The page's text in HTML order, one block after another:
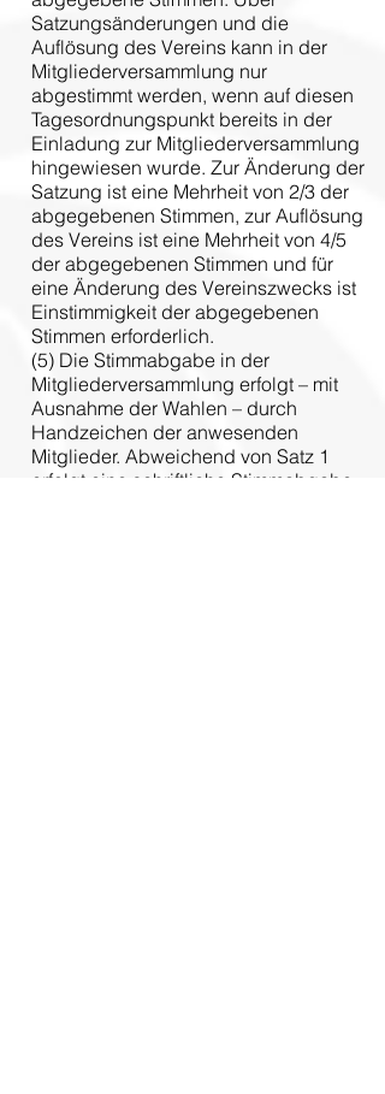
Satzungsänderungen und die
Auflösung des Vereins kann in der
Mitgliederversammlung nur
abgestimmt werden, wenn auf diesen
Tagesordnungspunkt bereits in der
Einladung zur Mitgliederversammlung
hingewiesen wurde. Zur Änderung der
Satzung ist eine Mehrheit von 2/3 der
abgegebenen Stimmen, zur Auflösung
des Vereins ist eine Mehrheit von 4/5
der abgegebenen Stimmen und für
eine Änderung des Vereinszwecks ist
Einstimmigkeit der abgegebenen
Stimmen erforderlich.
(5) Die Stimmabgabe in der
Mitgliederversammlung erfolgt – mit
Ausnahme der Wahlen – durch
Handzeichen der anwesenden
Mitglieder. Abweichend von Satz 1
erfolgt eine schriftliche Stimmabgabe,